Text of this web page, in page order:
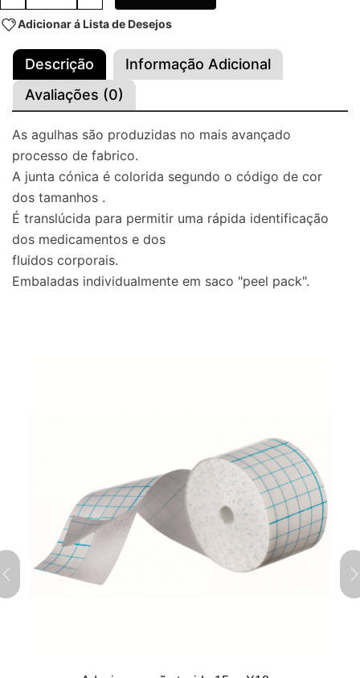
Adicionar á Lista de Desejos
Descrição
Informação Adicional
Avaliações (0)
As agulhas são produzidas no mais avançado
processo de fabrico.
A junta cónica é colorida segundo o código de cor
dos tamanhos .
É translúcida para permitir uma rápida identificação
dos medicamentos e dos
fluidos corporais.
Embaladas individualmente em saco "peel pack".